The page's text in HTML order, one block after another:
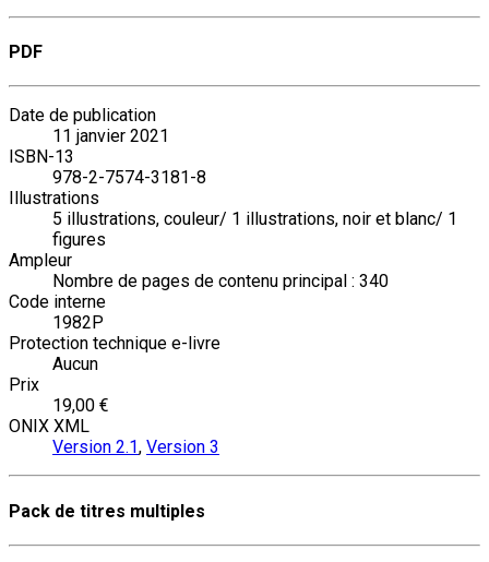
PDF
Date de publication
11 janvier 2021
ISBN-13
978-2-7574-3181-8
Illustrations
5 illustrations, couleur/ 1 illustrations, noir et blanc/ 1
figures
Ampleur
Nombre de pages de contenu principal : 340
Code interne
1982P
Protection technique e-livre
Aucun
Prix
19,00 €
ONIX XML
Version 2.1, Version 3
Pack de titres multiples